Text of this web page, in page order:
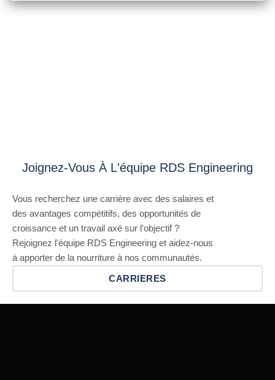
Joignez-Vous À L'équipe RDS Engineering
Vous recherchez une carrière avec des salaires et
des avantages compétitifs, des opportunités de
croissance et un travail axé sur l'objectif ?
Rejoignez l'équipe RDS Engineering et aidez-nous
à apporter de la nourriture à nos communautés.
CARRIERES